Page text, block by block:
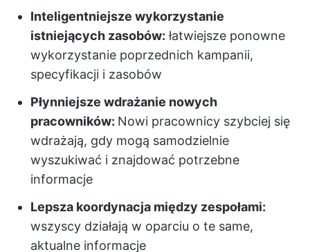
Inteligentniejsze wykorzystanie
istniejących zasobów: łatwiejsze ponowne
wykorzystanie poprzednich kampanii,
specyfikacji i zasobów
Płynniejsze wdrażanie nowych
pracowników: Nowi pracownicy szybciej się
wdrażają, gdy mogą samodzielnie
wyszukiwać i znajdować potrzebne
informacje
Lepsza koordynacja między zespołami:
wszyscy działają w oparciu o te same,
aktualne informacje